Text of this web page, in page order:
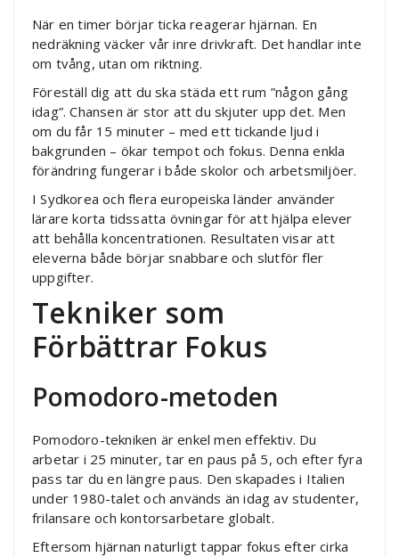
När en timer börjar ticka reagerar hjärnan. En
nedräkning väcker vår inre drivkraft. Det handlar inte
om tvång, utan om riktning.
Föreställ dig att du ska städa ett rum ”någon gång
idag”. Chansen är stor att du skjuter upp det. Men
om du får 15 minuter – med ett tickande ljud i
bakgrunden – ökar tempot och fokus. Denna enkla
förändring fungerar i både skolor och arbetsmiljöer.
I Sydkorea och flera europeiska länder använder
lärare korta tidssatta övningar för att hjälpa elever
att behålla koncentrationen. Resultaten visar att
eleverna både börjar snabbare och slutför fler
uppgifter.
Tekniker som
Förbättrar Fokus
Pomodoro-metoden
Pomodoro-tekniken är enkel men effektiv. Du
arbetar i 25 minuter, tar en paus på 5, och efter fyra
pass tar du en längre paus. Den skapades i Italien
under 1980-talet och används än idag av studenter,
frilansare och kontorsarbetare globalt.
Eftersom hjärnan naturligt tappar fokus efter cirka